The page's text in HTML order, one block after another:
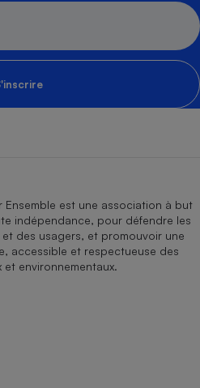
Ensemble est une association à but
indépendance, pour défendre les
des usagers, et promouvoir une
accessible et respectueuse des
et environnementaux.